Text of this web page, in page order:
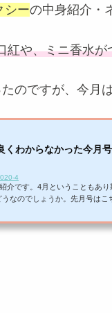
シーの中身紹介・
や、ミニ香水
のですが、今月
くわからなかった今月
4
介です。4月ということもあ
なのでしょうか。先月号はこ
かったです。。✨月々1980円